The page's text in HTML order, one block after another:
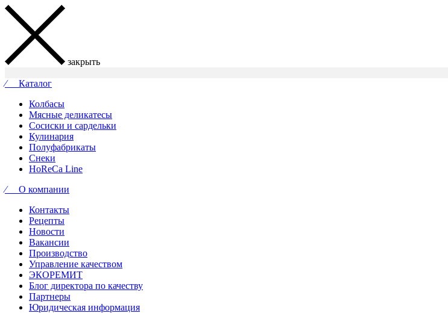
закрыть
⁄ Каталог
Колбасы
Мясные деликатесы
Сосиски и сардельки
Кулинария
Полуфабрикаты
Снеки
HoReCa Line
⁄ О компании
Контакты
Рецепты
Новости
Вакансии
Производство
Управление качеством
ЭКОРЕМИТ
Блог директора по качеству
Партнеры
Юридическая информация